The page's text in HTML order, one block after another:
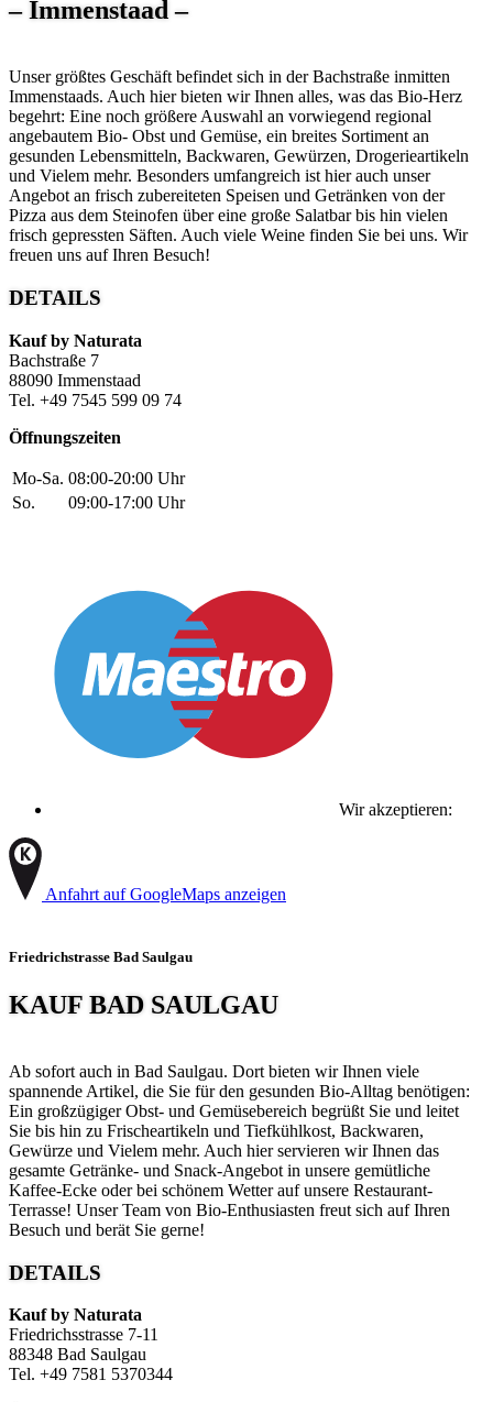
– Immenstaad –
Unser größtes Geschäft befindet sich in der Bachstraße inmitten
Immenstaads. Auch hier bieten wir Ihnen alles, was das Bio-Herz
begehrt: Eine noch größere Auswahl an vorwiegend regional
angebautem Bio- Obst und Gemüse, ein breites Sortiment an
gesunden Lebensmitteln, Backwaren, Gewürzen, Drogerieartikeln
und Vielem mehr. Besonders umfangreich ist hier auch unser
Angebot an frisch zubereiteten Speisen und Getränken von der
Pizza aus dem Steinofen über eine große Salatbar bis hin vielen
frisch gepressten Säften. Auch viele Weine finden Sie bei uns. Wir
freuen uns auf Ihren Besuch!
DETAILS
Kauf by Naturata
Bachstraße 7
88090 Immenstaad
Tel. +49 7545 599 09 74
Öffnungszeiten
Mo-Sa. 08:00-20:00 Uhr
So.
09:00-17:00 Uhr
Wir akzeptieren:
Anfahrt auf GoogleMaps anzeigen
Friedrichstrasse Bad Saulgau
KAUF BAD SAULGAU
Ab sofort auch in Bad Saulgau. Dort bieten wir Ihnen viele
spannende Artikel, die Sie für den gesunden Bio-Alltag benötigen:
Ein großzügiger Obst- und Gemüsebereich begrüßt Sie und leitet
Sie bis hin zu Frischeartikeln und Tiefkühlkost, Backwaren,
Gewürze und Vielem mehr. Auch hier servieren wir Ihnen das
gesamte Getränke- und Snack-Angebot in unsere gemütliche
Kaffee-Ecke oder bei schönem Wetter auf unsere Restaurant-
Terrasse! Unser Team von Bio-Enthusiasten freut sich auf Ihren
Besuch und berät Sie gerne!
DETAILS
Kauf by Naturata
Friedrichsstrasse 7-11
88348 Bad Saulgau
Tel. +49 7581 5370344